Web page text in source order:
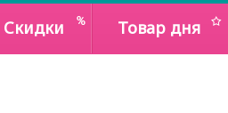
Скидки Товар дня